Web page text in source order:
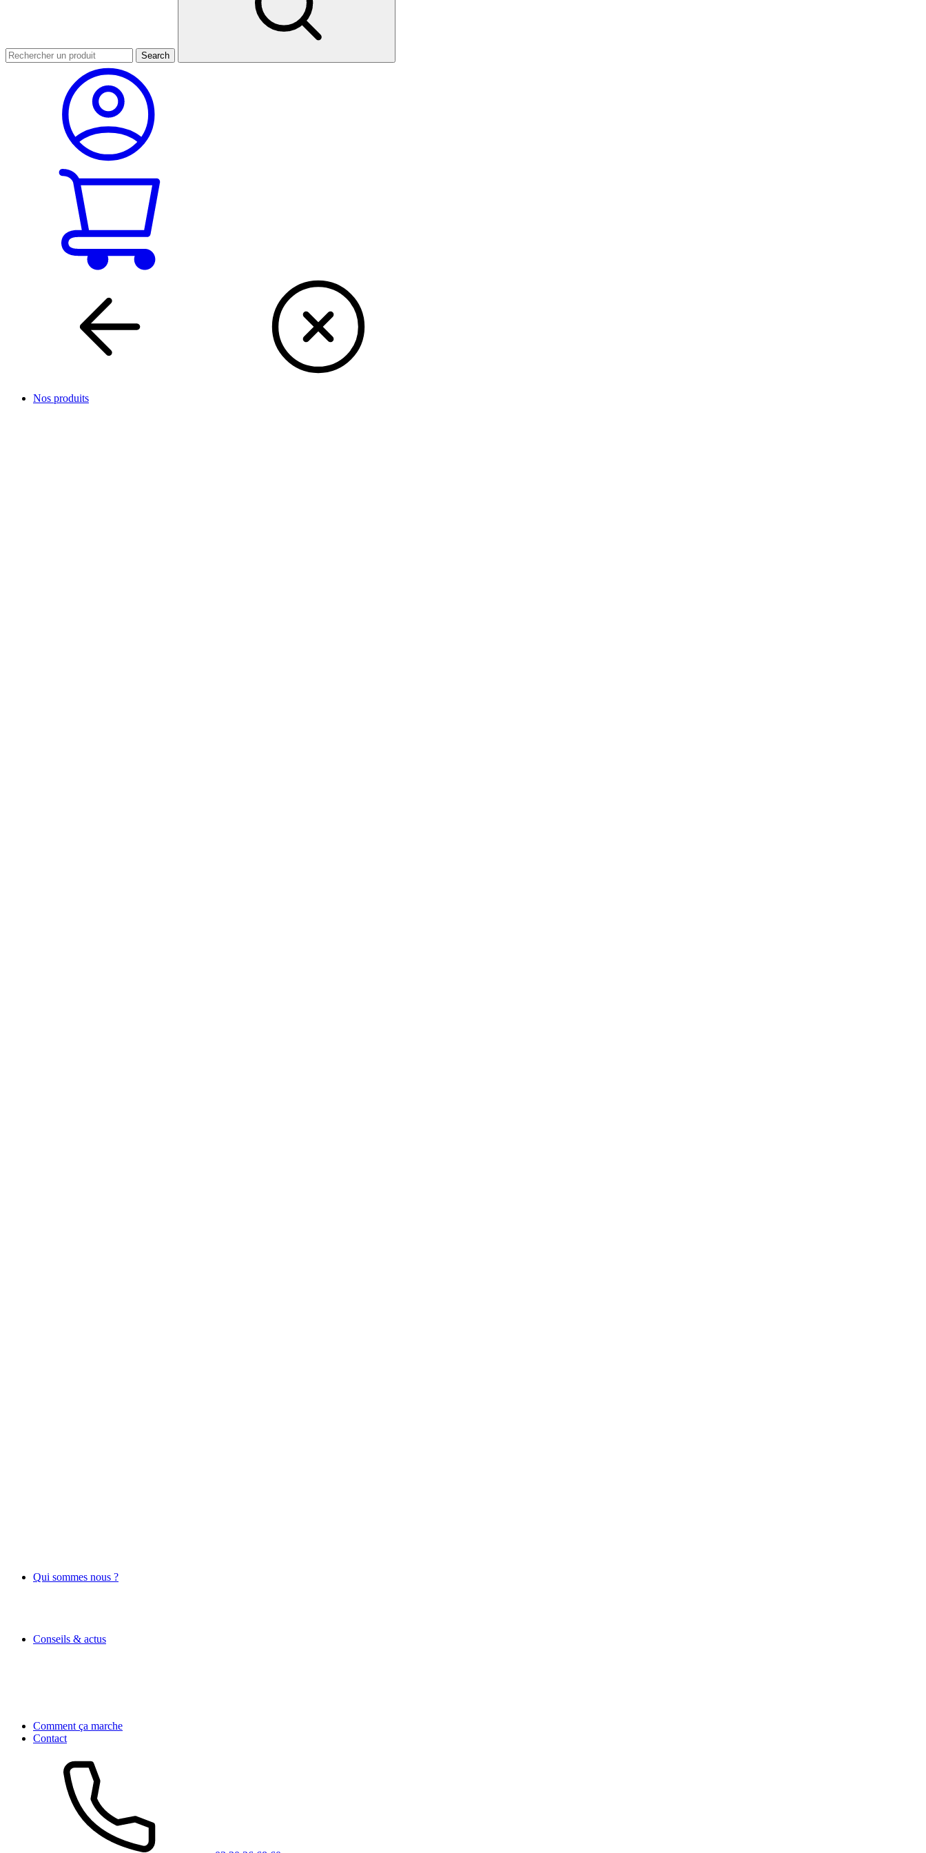
Nos produits
Qui sommes nous ?
Conseils & actus
Comment ça marche
Contact